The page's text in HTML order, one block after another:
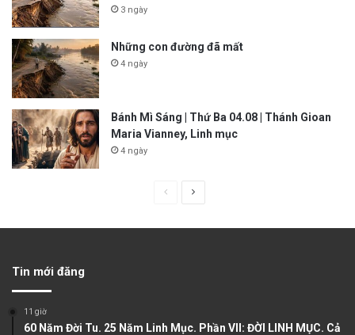
3 ngày
Những con đường đã mất
4 ngày
Bánh Mì Sáng | Thứ Ba 04.08 | Thánh Gioan
Maria Vianney, Linh mục
4 ngày
u
g
Tin mới đăng
11 giờ
60 Năm Đời Tu. 25 Năm Linh Mục. Phần VII: ĐỜI LINH MỤC. Cả